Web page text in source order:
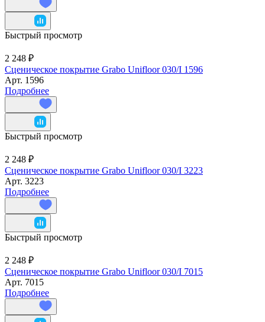
Быстрый просмотр
2 248 ₽
Сценическое покрытие Grabo Unifloor 030/I 1596
Арт. 1596
Подробнее
Быстрый просмотр
2 248 ₽
Сценическое покрытие Grabo Unifloor 030/I 3223
Арт. 3223
Подробнее
Быстрый просмотр
2 248 ₽
Сценическое покрытие Grabo Unifloor 030/I 7015
Арт. 7015
Подробнее